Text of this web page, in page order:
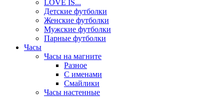
LOVE IS...
Детские футболки
Женские футболки
Мужские футболки
Парные футболки
Часы
Часы на магните
Разное
С именами
Смайлики
Часы настенные